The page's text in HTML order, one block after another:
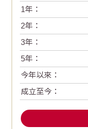
1年：
2年：
3年：
5年：
今年以來：
成立至今：